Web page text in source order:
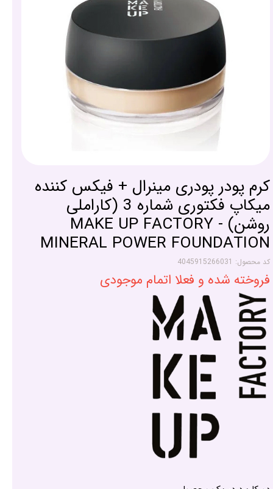
کرم پودر پودری مینرال + فیکس کننده
میکاپ فکتوری شماره 3 (کاراملی
روشن) - MAKE UP FACTORY
MINERAL POWER FOUNDATION
کد محصول: 4045915266031
فروخته شده و فعلا اتمام موجودی